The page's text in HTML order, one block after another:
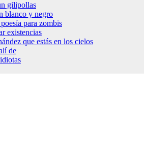
gilipollas
blanco y negro
para zombis
existencias
que estás en los cielos
de